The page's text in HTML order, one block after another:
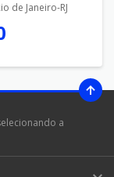
de Janeiro-RJ
a